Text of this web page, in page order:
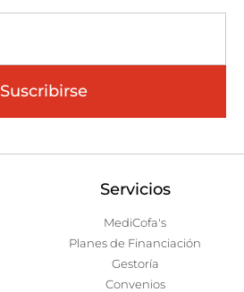
Suscribirse
Servicios
MediCofa's
Planes de Financiación
Gestoría
Convenios